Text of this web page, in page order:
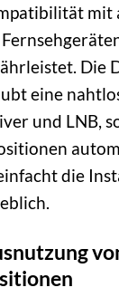
mit
Die
eine
und LNB,
die